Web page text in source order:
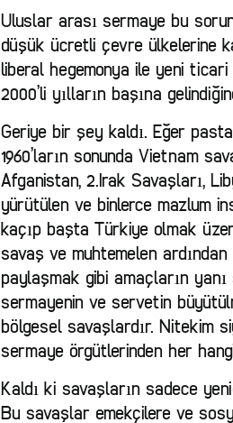
Uluslar arası sermaye bu
düşük ücretli çevre ülkelerine
liberal hegemonya ile yeni
2000’li yılların başına
Geriye bir şey kaldı. Eğer
1960’ların sonunda Vietnam
Afganistan, 2.Irak Savaşları,
yürütülen ve binlerce mazlum
kaçıp başta Türkiye olmak
savaş ve muhtemelen
paylaşmak gibi amaçların
sermayenin ve servetin
bölgesel savaşlardır. Nitekim
sermaye örgütlerinden her
Kaldı ki savaşların sadece
Bu savaşlar emekçilere ve